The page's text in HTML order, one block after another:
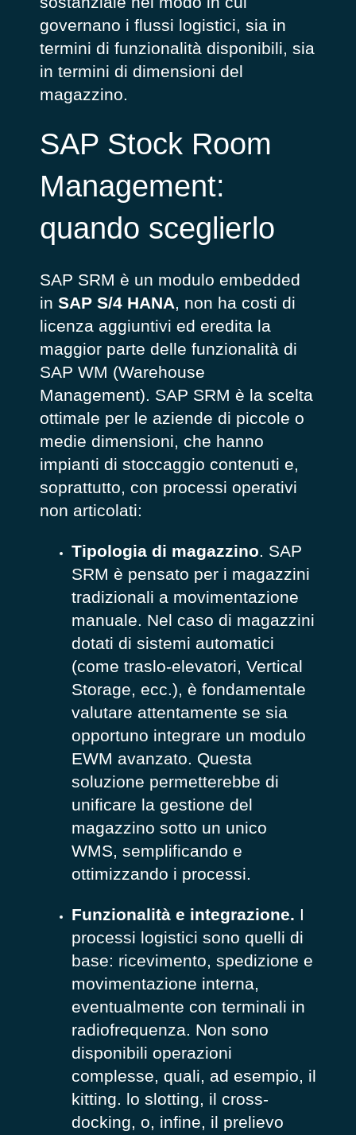
governano i flussi logistici, sia in
termini di funzionalità disponibili, sia
in termini di dimensioni del
magazzino.
SAP Stock Room
Management:
quando sceglierlo
SAP SRM è un modulo embedded
in SAP S/4 HANA, non ha costi di
licenza aggiuntivi ed eredita la
maggior parte delle funzionalità di
SAP WM (Warehouse
Management). SAP SRM è la scelta
ottimale per le aziende di piccole o
medie dimensioni, che hanno
impianti di stoccaggio contenuti e,
soprattutto, con processi operativi
non articolati:
Tipologia di magazzino. SAP
SRM è pensato per i magazzini
tradizionali a movimentazione
manuale. Nel caso di magazzini
dotati di sistemi automatici
(come traslo-elevatori, Vertical
Storage, ecc.), è fondamentale
valutare attentamente se sia
opportuno integrare un modulo
EWM avanzato. Questa
soluzione permetterebbe di
unificare la gestione del
magazzino sotto un unico
WMS, semplificando e
ottimizzando i processi.
Funzionalità e integrazione. I
processi logistici sono quelli di
base: ricevimento, spedizione e
movimentazione interna,
eventualmente con terminali in
radiofrequenza. Non sono
disponibili operazioni
complesse, quali, ad esempio, il
kitting. lo slotting, il cross-
docking, o, infine, il prelievo